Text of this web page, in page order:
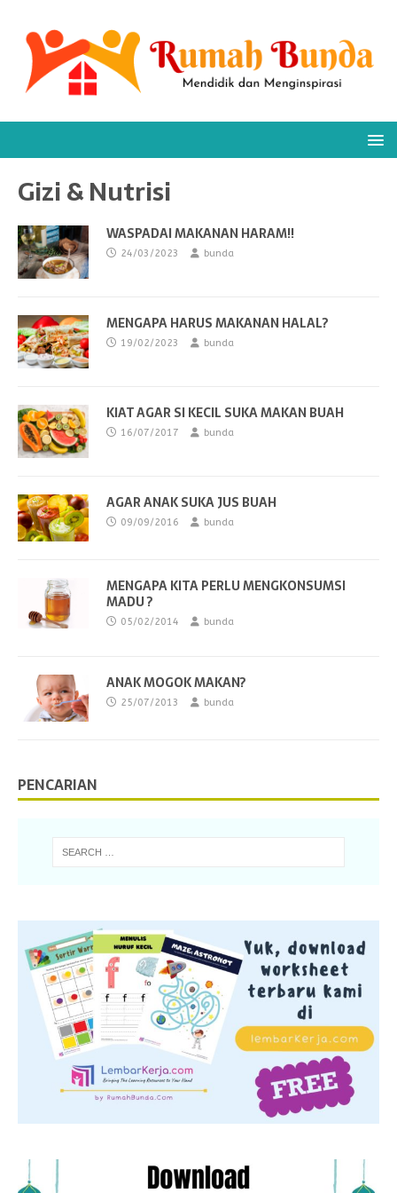
Gizi & Nutrisi
WASPADAI MAKANAN HARAM!!
24/03/2023 bunda
MENGAPA HARUS MAKANAN HALAL?
19/02/2023 bunda
KIAT AGAR SI KECIL SUKA MAKAN BUAH
16/07/2017 bunda
AGAR ANAK SUKA JUS BUAH
09/09/2016 bunda
MENGAPA KITA PERLU MENGKONSUMSI
MADU ?
05/02/2014 bunda
ANAK MOGOK MAKAN?
25/07/2013 bunda
PENCARIAN